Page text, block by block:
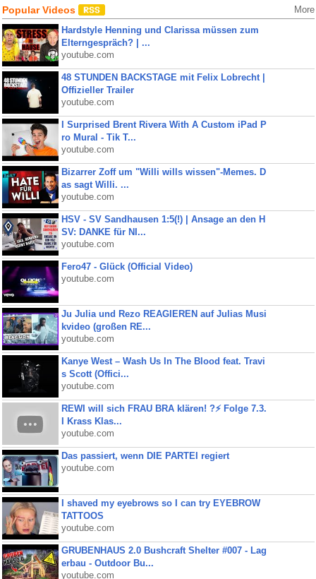
Popular Videos More
Hardstyle Henning und Clarissa müssen zum
Elterngespräch? | ...
youtube.com
48 STUNDEN BACKSTAGE mit Felix Lobrecht |
Offizieller Trailer
youtube.com
I Surprised Brent Rivera With A Custom iPad P
ro Mural - Tik T...
youtube.com
Bizarrer Zoff um "Willi wills wissen"-Memes. D
as sagt Willi. ...
youtube.com
HSV - SV Sandhausen 1:5(!) | Ansage an den H
SV: DANKE für NI...
youtube.com
Fero47 - Glück (Official Video)
youtube.com
Ju Julia und Rezo REAGIEREN auf Julias Musi
kvideo (großen RE...
youtube.com
Kanye West – Wash Us In The Blood feat. Travi
s Scott (Offici...
youtube.com
REWI will sich FRAU BRA klären! ?⚡️ Folge 7.3.
I Krass Klas...
youtube.com
Das passiert, wenn DIE PARTEI regiert
youtube.com
I shaved my eyebrows so I can try EYEBROW
TATTOOS
youtube.com
GRUBENHAUS 2.0 Bushcraft Shelter #007 - Lag
erbau - Outdoor Bu...
youtube.com